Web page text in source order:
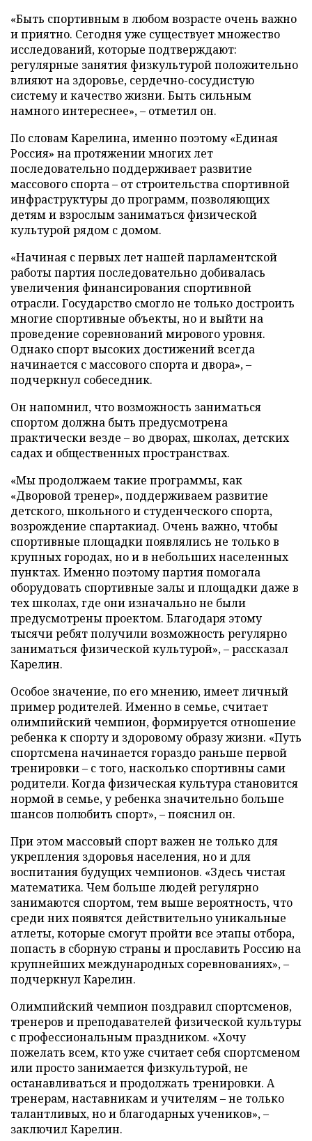
«Быть спортивным в любом возрасте очень важно
и приятно. Сегодня уже существует множество
исследований, которые подтверждают:
регулярные занятия физкультурой положительно
влияют на здоровье, сердечно-сосудистую
систему и качество жизни. Быть сильным
намного интереснее», – отметил он.
По словам Карелина, именно поэтому «Единая
Россия» на протяжении многих лет
последовательно поддерживает развитие
массового спорта – от строительства спортивной
инфраструктуры до программ, позволяющих
детям и взрослым заниматься физической
культурой рядом с домом.
«Начиная с первых лет нашей парламентской
работы партия последовательно добивалась
увеличения финансирования спортивной
отрасли. Государство смогло не только достроить
многие спортивные объекты, но и выйти на
проведение соревнований мирового уровня.
Однако спорт высоких достижений всегда
начинается с массового спорта и двора», –
подчеркнул собеседник.
Он напомнил, что возможность заниматься
спортом должна быть предусмотрена
практически везде – во дворах, школах, детских
садах и общественных пространствах.
«Мы продолжаем такие программы, как
«Дворовой тренер», поддерживаем развитие
детского, школьного и студенческого спорта,
возрождение спартакиад. Очень важно, чтобы
спортивные площадки появлялись не только в
крупных городах, но и в небольших населенных
пунктах. Именно поэтому партия помогала
оборудовать спортивные залы и площадки даже в
тех школах, где они изначально не были
предусмотрены проектом. Благодаря этому
тысячи ребят получили возможность регулярно
заниматься физической культурой», – рассказал
Карелин.
Особое значение, по его мнению, имеет личный
пример родителей. Именно в семье, считает
олимпийский чемпион, формируется отношение
ребенка к спорту и здоровому образу жизни. «Путь
спортсмена начинается гораздо раньше первой
тренировки – с того, насколько спортивны сами
родители. Когда физическая культура становится
нормой в семье, у ребенка значительно больше
шансов полюбить спорт», – пояснил он.
При этом массовый спорт важен не только для
укрепления здоровья населения, но и для
воспитания будущих чемпионов. «Здесь чистая
математика. Чем больше людей регулярно
занимаются спортом, тем выше вероятность, что
среди них появятся действительно уникальные
атлеты, которые смогут пройти все этапы отбора,
попасть в сборную страны и прославить Россию на
крупнейших международных соревнованиях», –
подчеркнул Карелин.
Олимпийский чемпион поздравил спортсменов,
тренеров и преподавателей физической культуры
с профессиональным праздником. «Хочу
пожелать всем, кто уже считает себя спортсменом
или просто занимается физкультурой, не
останавливаться и продолжать тренировки. А
тренерам, наставникам и учителям – не только
талантливых, но и благодарных учеников», –
заключил Карелин.